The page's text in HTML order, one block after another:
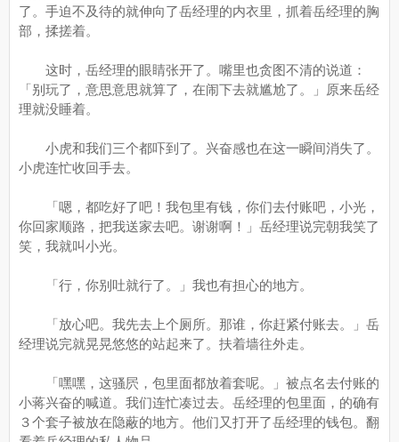
了。手迫不及待的就伸向了岳经理的内衣里，抓着岳经理的胸
部，揉搓着。
这时，岳经理的眼睛张开了。嘴里也贪图不清的说道：
「别玩了，意思意思就算了，在闹下去就尴尬了。」原来岳经
理就没睡着。
小虎和我们三个都吓到了。兴奋感也在这一瞬间消失了。
小虎连忙收回手去。
「嗯，都吃好了吧！我包里有钱，你们去付账吧，小光，
你回家顺路，把我送家去吧。谢谢啊！」岳经理说完朝我笑了
笑，我就叫小光。
「行，你别吐就行了。」我也有担心的地方。
「放心吧。我先去上个厕所。那谁，你赶紧付账去。」岳
经理说完就晃晃悠悠的站起来了。扶着墙往外走。
「嘿嘿，这骚屄，包里面都放着套呢。」被点名去付账的
小蒋兴奋的喊道。我们连忙凑过去。岳经理的包里面，的确有
３个套子被放在隐蔽的地方。他们又打开了岳经理的钱包。翻